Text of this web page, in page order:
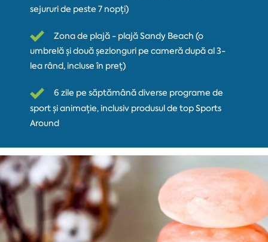
sejururi de peste 7 nopți)
Zona de plajă - plajă Sandy Beach (o
umbrelă și două șezlonguri pe cameră după al 3-
lea rând, incluse în preț)
6 zile pe săptămână diverse programe de
sport și animație, inclusiv produsul de top Sports
Around